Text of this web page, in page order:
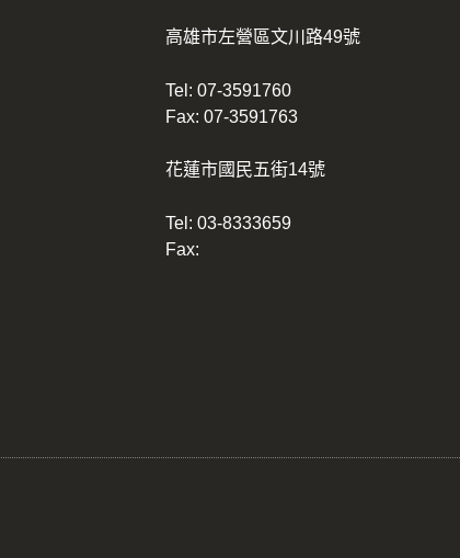
高雄市左營區文川路49號
Tel:07-3591760
Fax: 07-3591763
花蓮市國民五街14號
Tel:03-8333659
Fax: